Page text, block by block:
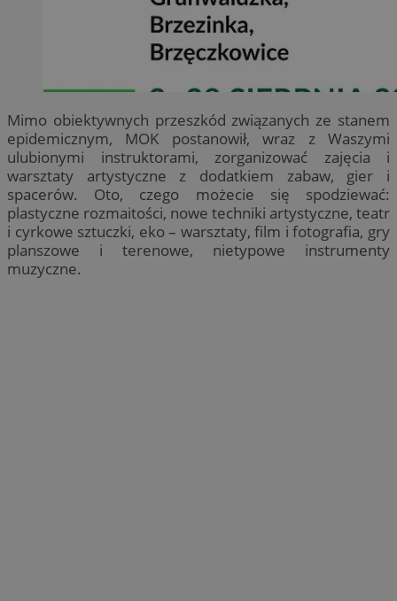
Mimo obiektywnych przeszkód związanych ze stanem
epidemicznym, MOK postanowił, wraz z Waszymi
ulubionymi instruktorami, zorganizować zajęcia i
warsztaty artystyczne z dodatkiem zabaw, gier i
spacerów. Oto, czego możecie się spodziewać:
plastyczne rozmaitości, nowe techniki artystyczne, teatr
i cyrkowe sztuczki, eko – warsztaty, film i fotografia, gry
planszowe i terenowe, nietypowe instrumenty
muzyczne.